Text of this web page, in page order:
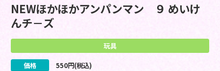
NEWほかほかアンパンマン ９ めいけ
んチ－ズ
玩具
価格 550円(税込)